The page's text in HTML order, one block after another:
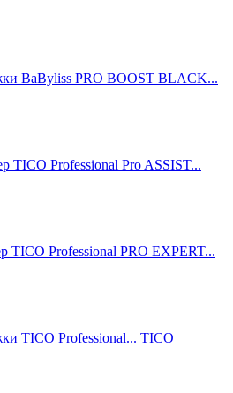
BaByliss PRO BOOST BLACK...
TICO Professional Pro ASSIST...
TICO Professional PRO EXPERT...
TICO Professional... TICO